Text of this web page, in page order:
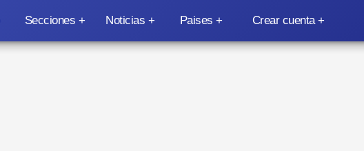
Secciones Noticias Paises Crear cuenta